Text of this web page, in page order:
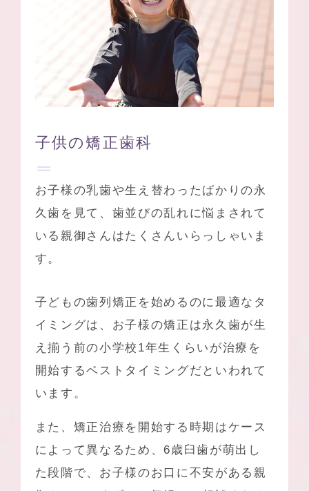
子供の矯正歯科
お子様の乳歯や生え替わったばかりの永
久歯を見て、歯並びの乱れに悩まされて
いる親御さんはたくさんいらっしゃいま
す。
子どもの歯列矯正を始めるのに最適なタ
イミングは、お子様の矯正は永久歯が生
え揃う前の小学校1年生くらいが治療を
開始するベストタイミングだといわれて
います。
また、矯正治療を開始する時期はケース
によって異なるため、6歳臼歯が萌出し
た段階で、お子様のお口に不安がある親